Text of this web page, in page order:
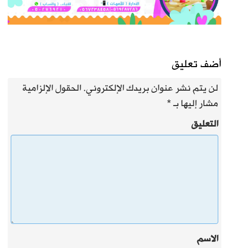
أضف تعليق
لن يتم نشر عنوان بريدك الإلكتروني.الحقول الإلزامية
مشار إليها بـ*
التعليق
الاسم